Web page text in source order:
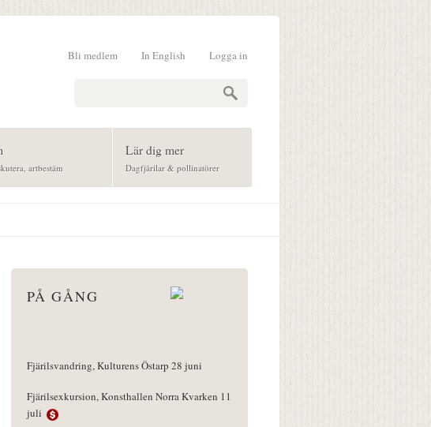
Logga in
In English
Bli medlem
artbestäm
Lär dig mer
Dagfjärilar & pollinatörer
PÅ GÅNG
Fjärilsvandring, Kulturens Östarp 28 juni
Fjärilsexkursion, Konsthallen Norra Kvarken 11
juli